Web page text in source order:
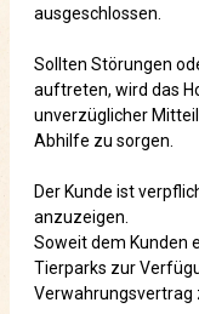
ausgeschlossen.
Sollten Störungen
auftreten, wird das
unverzüglicher
Abhilfe zu sorgen.
Der Kunde ist
anzuzeigen.
Soweit dem Kunden
Tierparks zur
Verwahrungsvertrag